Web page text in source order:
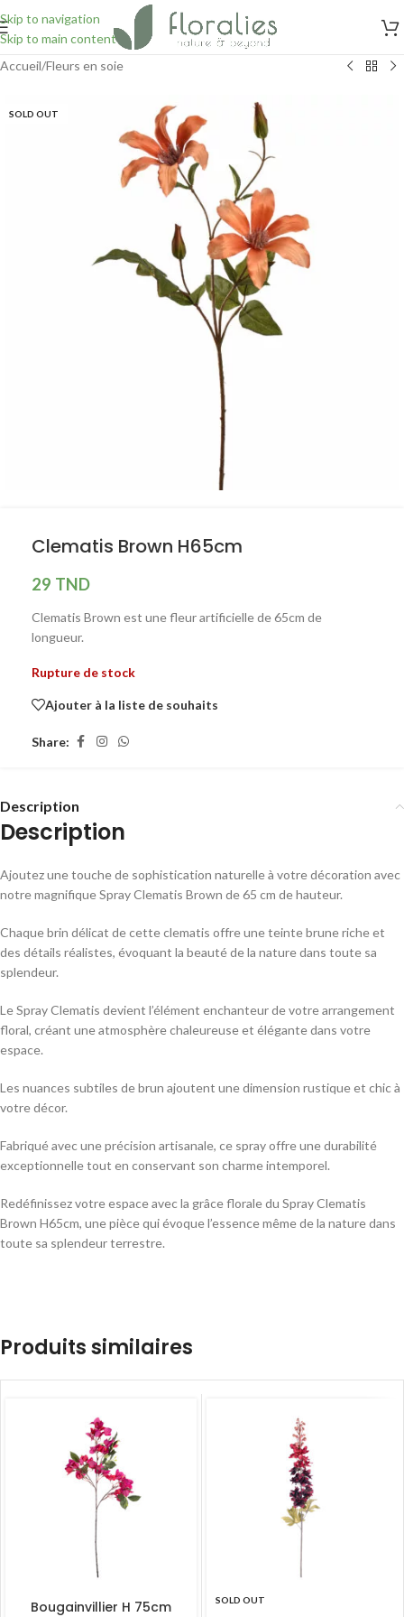
Skip to navigation
Skip to main content
Accueil/Fleurs en soie
SOLD OUT
Clematis Brown H65cm
29 TND
Clematis Brown est une fleur artificielle de 65cm de
longueur.
Rupture de stock
Ajouter à la liste de souhaits
Share:
Description
Description
Ajoutez une touche de sophistication naturelle à votre décoration avec
notre magnifique Spray Clematis Brown de 65 cm de hauteur.
Chaque brin délicat de cette clematis offre une teinte brune riche et
des détails réalistes, évoquant la beauté de la nature dans toute sa
splendeur.
Le Spray Clematis devient l’élément enchanteur de votre arrangement
floral, créant une atmosphère chaleureuse et élégante dans votre
espace.
Les nuances subtiles de brun ajoutent une dimension rustique et chic à
votre décor.
Fabriqué avec une précision artisanale, ce spray offre une durabilité
exceptionnelle tout en conservant son charme intemporel.
Redéfinissez votre espace avec la grâce florale du Spray Clematis
Brown H65cm, une pièce qui évoque l’essence même de la nature dans
toute sa splendeur terrestre.
Produits similaires
Bougainvillier H 75cm SOLD OUT